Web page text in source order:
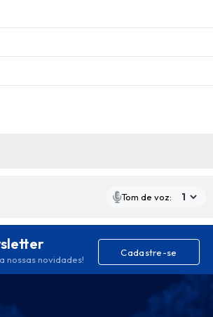
Tom de voz:
nossas novidades!
Cadastre-se